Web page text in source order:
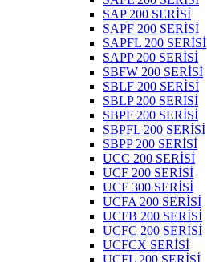
SAP 200 SERİSİ
SAPF 200 SERİSİ
SAPFL 200 SERİSİ
SAPP 200 SERİSİ
SBFW 200 SERİSİ
SBLF 200 SERİSİ
SBLP 200 SERİSİ
SBPF 200 SERİSİ
SBPFL 200 SERİSİ
SBPP 200 SERİSİ
UCC 200 SERİSİ
UCF 200 SERİSİ
UCF 300 SERİSİ
UCFA 200 SERİSİ
UCFB 200 SERİSİ
UCFC 200 SERİSİ
UCFCX SERİSİ